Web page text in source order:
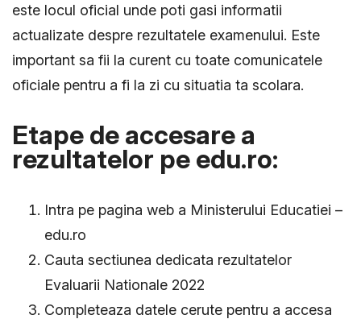
este locul oficial unde poti gasi informatii
actualizate despre rezultatele examenului. Este
important sa fii la curent cu toate comunicatele
oficiale pentru a fi la zi cu situatia ta scolara.
Etape de accesare a
rezultatelor pe edu.ro:
Intra pe pagina web a Ministerului Educatiei –
edu.ro
Cauta sectiunea dedicata rezultatelor
Evaluarii Nationale 2022
Completeaza datele cerute pentru a accesa